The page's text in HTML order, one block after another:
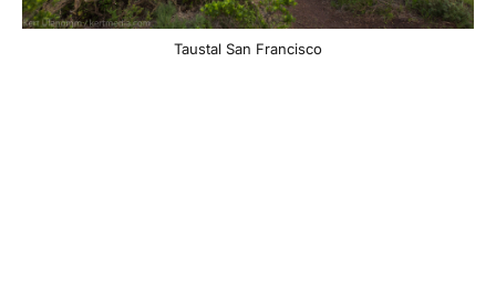
Taustal San Francisco